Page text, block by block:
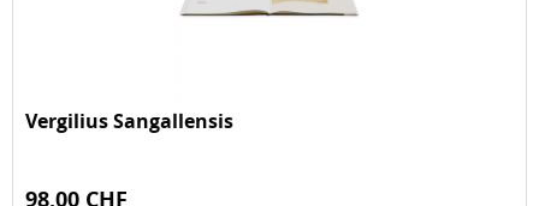
Vergilius Sangallensis
98.00 CHF